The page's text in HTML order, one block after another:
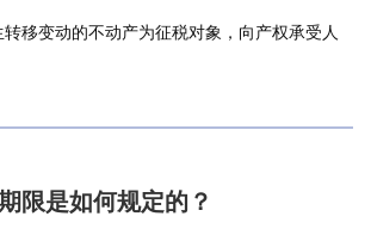
移变动的不动产为征税对象，向产权承受人
限是如何规定的？